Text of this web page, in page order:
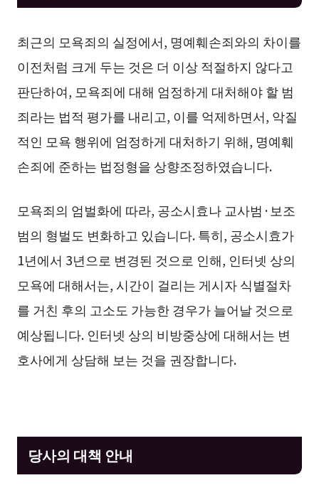
최근의 모욕죄의 실정에서, 명예훼손죄와의 차이를
이전처럼 크게 두는 것은 더 이상 적절하지 않다고
판단하여, 모욕죄에 대해 엄정하게 대처해야 할 범
죄라는 법적 평가를 내리고, 이를 억제하면서, 악질
적인 모욕 행위에 엄정하게 대처하기 위해, 명예훼
손죄에 준하는 법정형을 상향조정하였습니다.
모욕죄의 엄벌화에 따라, 공소시효나 교사범·보조
범의 형벌도 변화하고 있습니다. 특히, 공소시효가
1년에서 3년으로 변경된 것으로 인해, 인터넷 상의
모욕에 대해서는, 시간이 걸리는 게시자 식별절차
를 거친 후의 고소도 가능한 경우가 늘어날 것으로
예상됩니다. 인터넷 상의 비방중상에 대해서는 변
호사에게 상담해 보는 것을 권장합니다.
당사의 대책 안내